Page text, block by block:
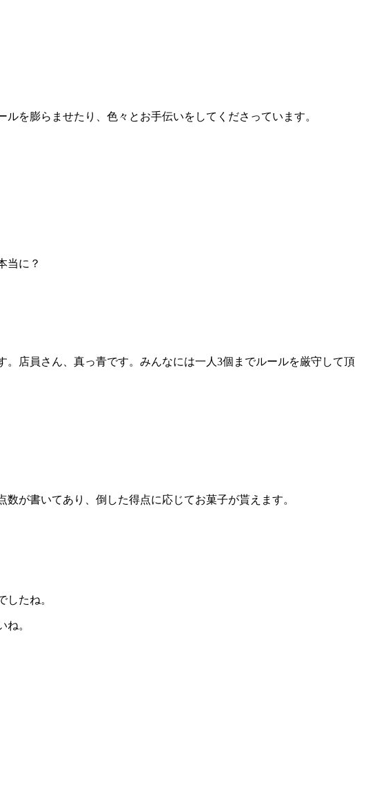
を膨らませたり、色々とお手伝いをしてくださっています。
当に？
店員さん、真っ青です。みんなには一人3個までルールを厳守して頂
が書いてあり、倒した得点に応じてお菓子が貰えます。
たね。
。